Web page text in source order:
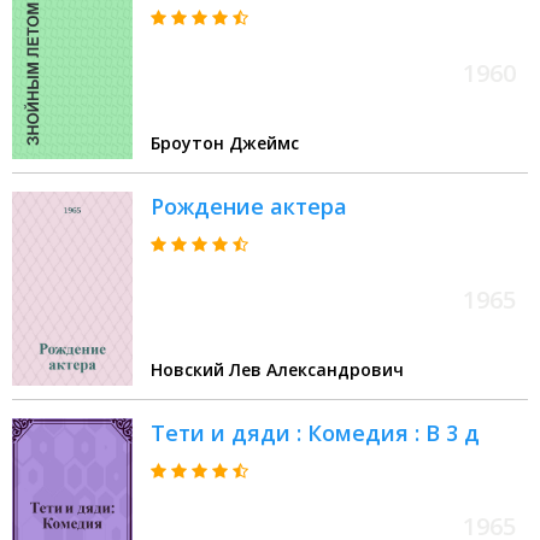
Броутон Джеймс
Рождение актера
Новский Лев Александрович
Тети и дяди : Комедия : В 3 д